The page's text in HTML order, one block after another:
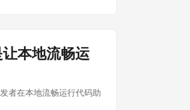
本地流畅运
者在本地流畅运行代码助